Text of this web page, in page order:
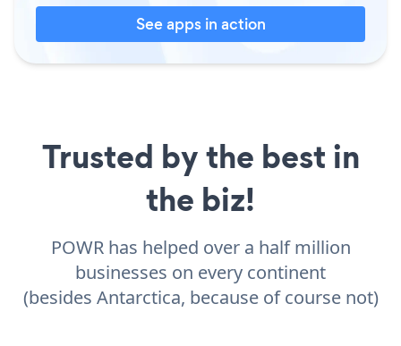
See apps in action
Trusted by the best in
the biz!
POWR has helped over a half million
businesses on every continent
(besides Antarctica, because of course not)